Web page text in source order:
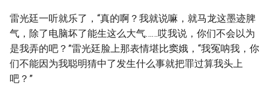
雷光廷一听就乐了，“真的啊？我就说嘛，就马龙这墨迹脾
气，除了电脑坏了能生这么大气……哎我说，你们不会以为
是我弄的吧？”雷光廷脸上那表情堪比窦娥，“我冤呐我，你
们不能因为我聪明猜中了发生什么事就把罪过算我头上
吧？”